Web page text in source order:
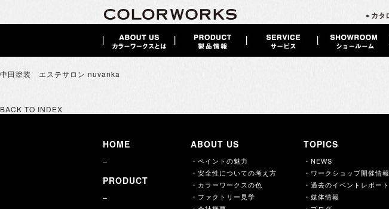
中田塗装 エステサロン nuvanka
BACK TO INDEX
HOME
PRODUCT
ABOUT US
・ペイントの魅力
・安全性についての考え方
・カラーワークスの色
・ファクトリー見学
TOPICS
・NEWS
・ワークショップ開催情報
・過去のイベントレポート
・媒体情報